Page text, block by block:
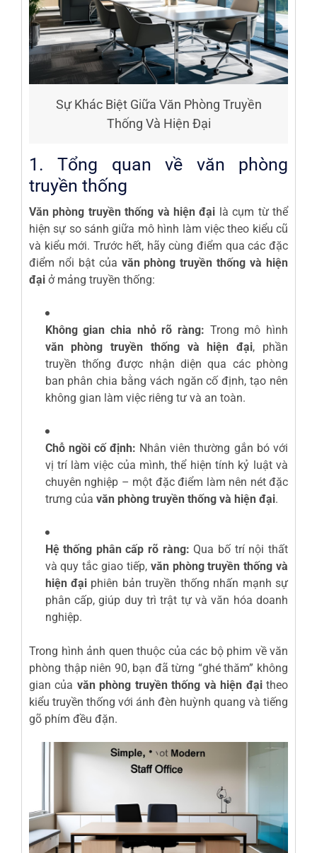
Sự Khác Biệt Giữa Văn Phòng Truyền
Thống Và Hiện Đại
1. Tổng quan về văn phòng
truyền thống
Văn phòng truyền thống và hiện đại là cụm từ thể
hiện sự so sánh giữa mô hình làm việc theo kiểu cũ
và kiểu mới. Trước hết, hãy cùng điểm qua các đặc
điểm nổi bật của văn phòng truyền thống và hiện
đại ở mảng truyền thống:
Không gian chia nhỏ rõ ràng: Trong mô hình
văn phòng truyền thống và hiện đại, phần
truyền thống được nhận diện qua các phòng
ban phân chia bằng vách ngăn cố định, tạo nên
không gian làm việc riêng tư và an toàn.
Chỗ ngồi cố định: Nhân viên thường gắn bó với
vị trí làm việc của mình, thể hiện tính kỷ luật và
chuyên nghiệp – một đặc điểm làm nên nét đặc
trưng của văn phòng truyền thống và hiện đại.
Hệ thống phân cấp rõ ràng: Qua bố trí nội thất
và quy tắc giao tiếp, văn phòng truyền thống và
hiện đạiphiên bản truyền thống nhấn mạnh sự
phân cấp, giúp duy trì trật tự và văn hóa doanh
nghiệp.
Trong hình ảnh quen thuộc của các bộ phim về văn
phòng thập niên 90, bạn đã từng “ghé thăm” không
gian của văn phòng truyền thống và hiện đạitheo
kiểu truyền thống với ánh đèn huỳnh quang và tiếng
gõ phím đều đặn.